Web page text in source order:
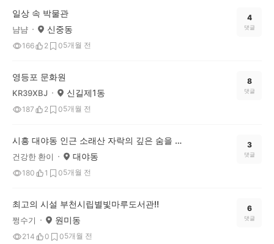
일상 속 박물관
냠냠 신중동
166 2 05개월 전
4
댓글
영등포 문화원
KR39XBJ 신길제1동
187 2 05개월 전
8
댓글
시흥 대야동 인근 소래산 자락의 깊은 숨을 간직한 더숲 소전미술관을 소개합니다!
건강한 환이 대야동
180 1 05개월 전
3
댓글
최고의 시설 부천시립별빛마루도서관!!
쩡수기 원미동
214 0 05개월 전
6
댓글